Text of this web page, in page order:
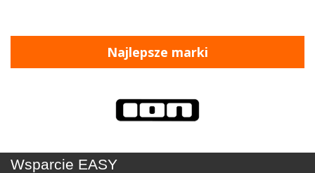
Najlepsze marki
Wsparcie EASY